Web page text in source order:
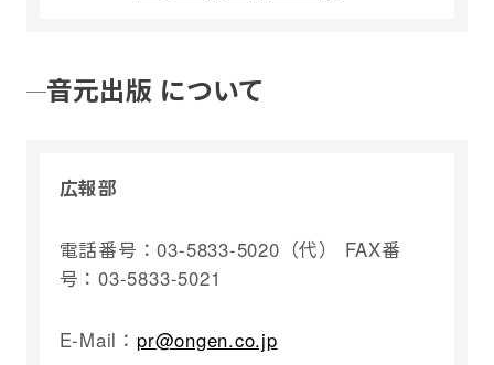
音元出版 について
広報部
電話番号：03-5833-5020（代） FAX番
号：03-5833-5021
E-Mail： pr@ongen.co.jp